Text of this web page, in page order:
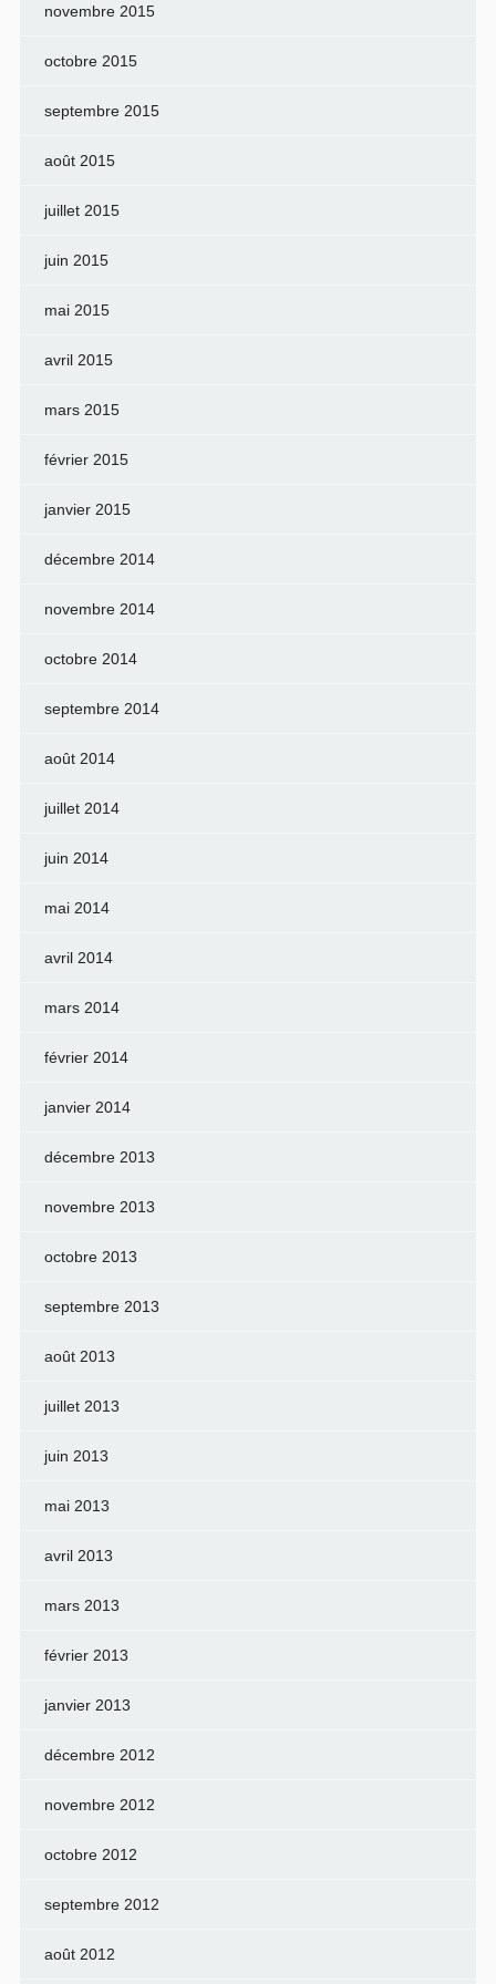
novembre 2015
octobre 2015
septembre 2015
août 2015
juillet 2015
juin 2015
mai 2015
avril 2015
mars 2015
février 2015
janvier 2015
décembre 2014
novembre 2014
octobre 2014
septembre 2014
août 2014
juillet 2014
juin 2014
mai 2014
avril 2014
mars 2014
février 2014
janvier 2014
décembre 2013
novembre 2013
octobre 2013
septembre 2013
août 2013
juillet 2013
juin 2013
mai 2013
avril 2013
mars 2013
février 2013
janvier 2013
décembre 2012
novembre 2012
octobre 2012
septembre 2012
août 2012